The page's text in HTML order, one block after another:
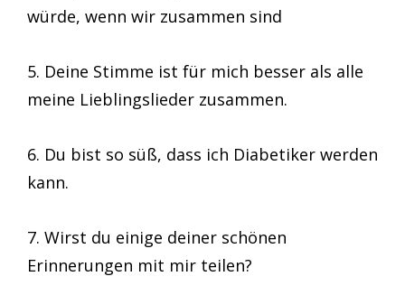
würde, wenn wir zusammen sind
5. Deine Stimme ist für mich besser als alle
meine Lieblingslieder zusammen.
6. Du bist so süß, dass ich Diabetiker werden
kann.
7. Wirst du einige deiner schönen
Erinnerungen mit mir teilen?